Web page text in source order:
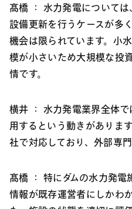
髙橋 ： 水力発電について
設備更新を行うケースが多
機会は限られています。小
模が小さいため大規模な投
情です。
横井 ： 水力発電業界全体
用するという動きがありま
社で対応しており、外部専
髙橋 ： 特にダムの水力発電
情報が既存運営者にしかわ